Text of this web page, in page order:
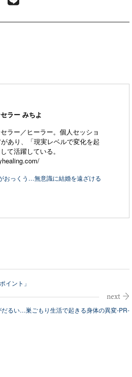
ラー みちよ
ラー／ヒーラー。個人セッショ
あり、「現実レベルで変化を起
て活躍している。
おっくう…無意識に結婚を遠ざける
イント」
るい…巣ごもり生活で起きる身体の異変-PR-